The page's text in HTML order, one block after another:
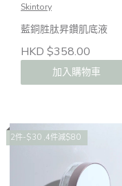
Skintory
藍銅胜肽昇鑽肌底液
HKD $358.00
加入購物車
2件-$30 ,4件減$80